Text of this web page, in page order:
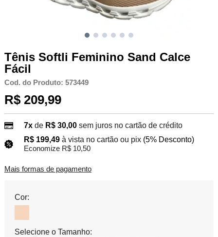
Tênis Softli Feminino Sand Calce
Fácil
Cod. do Produto: 573449
R$ 209,99
7xde R$ 30,00 sem juros no cartão de crédito
R$ 199,49 à vista no cartão ou pix (5% Desconto)
Economize R$ 10,50
Mais formas de pagamento
Cor:
Selecione o Tamanho: